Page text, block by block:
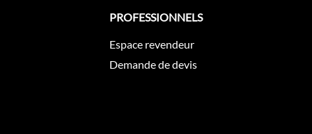
PROFESSIONNELS
Espace revendeur
Demande de devis